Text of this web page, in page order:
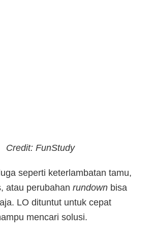
Credit: FunStudy
seperti keterlambatan tamu,
atau perubahan rundown bisa
LO dituntut untuk cepat
mencari solusi.